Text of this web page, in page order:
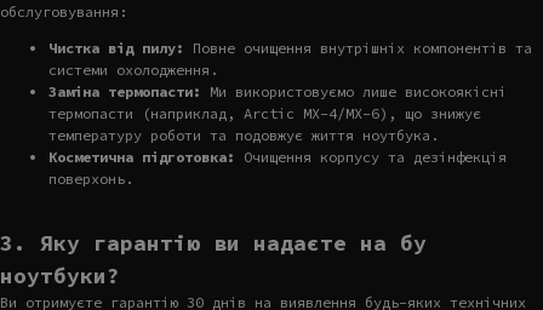
обслуговування:
Чистка від пилу:
Повне очищення внутрішніх компонентів та
системи охолодження.
Заміна термопасти:
Ми використовуємо лише високоякісні
термопасти (наприклад, Arctic MX-4/MX-6), що знижує
температуру роботи та подовжує життя ноутбука.
Косметична підготовка:
Очищення корпусу та дезінфекція
поверхонь.
3. Яку гарантію ви надаєте на бу
ноутбуки?
Ви отримуєте гарантію 30 днів на виявлення будь-яких технічних